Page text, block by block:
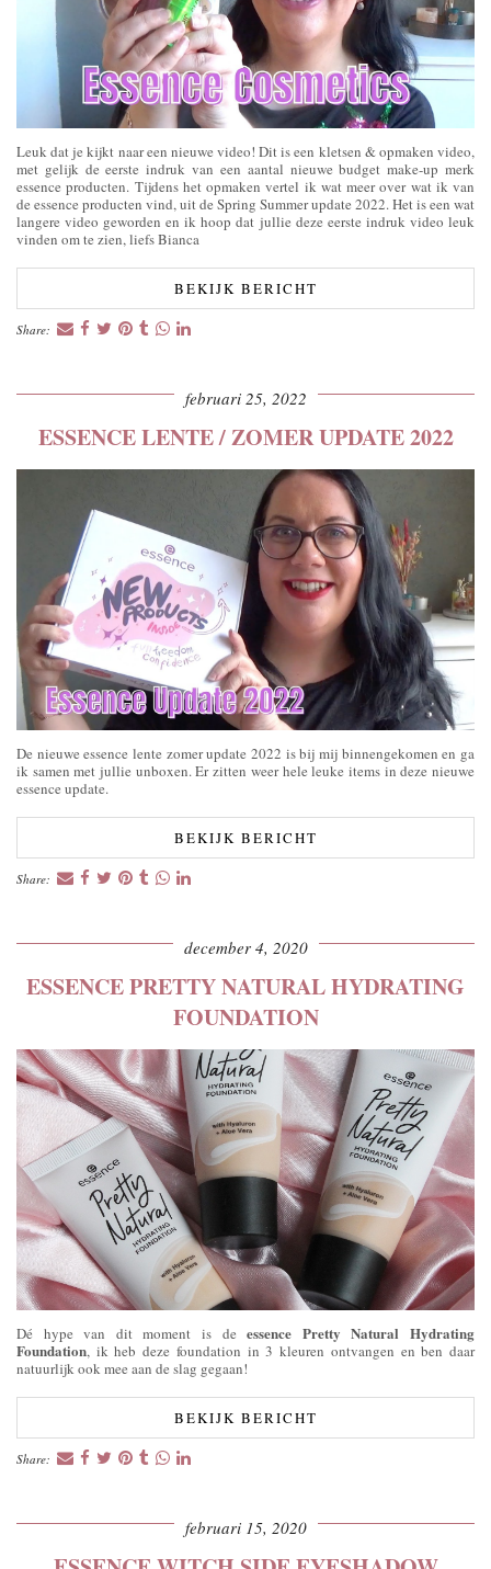
Leuk dat je kijkt naar een nieuwe video! Dit is een kletsen & opmaken video,
met gelijk de eerste indruk van een aantal nieuwe budget make-up merk
essence producten. Tijdens het opmaken vertel ik wat meer over wat ik van
de essence producten vind, uit de Spring Summer update 2022. Het is een wat
langere video geworden en ik hoop dat jullie deze eerste indruk video leuk
vinden om te zien, liefs Bianca
BEKIJK BERICHT
Share:
februari 25, 2022
ESSENCE LENTE / ZOMER UPDATE 2022
De nieuwe essence lente zomer update 2022 is bij mij binnengekomen en ga
ik samen met jullie unboxen. Er zitten weer hele leuke items in deze nieuwe
essence update.
BEKIJK BERICHT
Share:
december 4, 2020
ESSENCE PRETTY NATURAL HYDRATING
FOUNDATION
Dé hype van dit moment is deessence Pretty Natural Hydrating
Foundation, ik heb deze foundation in 3 kleuren ontvangen en ben daar
natuurlijk ook mee aan de slag gegaan!
BEKIJK BERICHT
Share:
februari 15, 2020